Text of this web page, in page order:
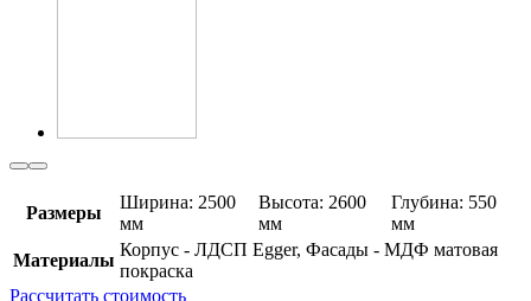
Размеры
Ширина: 2500
мм
Высота: 2600
мм
Глубина: 550
мм
Материалы
Корпус - ЛДСП Egger, Фасады - МДФ матовая
покраска
Рассчитать стоимость